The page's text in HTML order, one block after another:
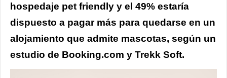
hospedaje pet friendly y el 49% estaría
dispuesto a pagar más para quedarse en un
alojamiento que admite mascotas, según un
estudio de Booking.com y Trekk Soft.